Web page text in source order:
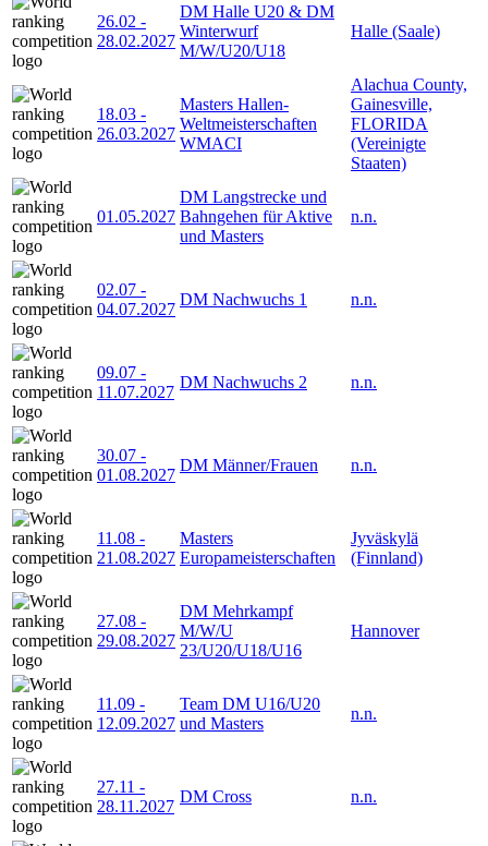
26.02 -
28.02.2027
DM Halle U20 & DM
Winterwurf
M/W/U20/U18
Halle (Saale)
18.03 -
26.03.2027
Masters Hallen-
Weltmeisterschaften
WMACI
Alachua County,
Gainesville,
FLORIDA
(Vereinigte
Staaten)
01.05.2027
DM Langstrecke und
Bahngehen für Aktive
und Masters
n.n.
02.07 -
04.07.2027
DM Nachwuchs 1 n.n.
09.07 -
11.07.2027
DM Nachwuchs 2 n.n.
30.07 -
01.08.2027
DM Männer/Frauen n.n.
11.08 -
21.08.2027
Masters
Europameisterschaften
Jyväskylä
(Finnland)
27.08 -
29.08.2027
DM Mehrkampf
M/W/U
23/U20/U18/U16
Hannover
11.09 -
12.09.2027
Team DM U16/U20
und Masters
n.n.
27.11 -
28.11.2027
DM Cross n.n.